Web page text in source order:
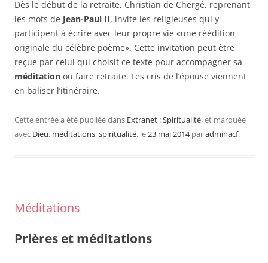
Dès le début de la retraite, Christian de Chergé, reprenant
les mots de Jean-Paul II, invite les religieuses qui y
participent à écrire avec leur propre vie «une réédition
originale du célèbre poème». Cette invitation peut être
reçue par celui qui choisit ce texte pour accompagner sa
méditation ou faire retraite. Les cris de l’épouse viennent
en baliser l’itinéraire.
Cette entrée a été publiée dans Extranet : Spiritualité, et marquée
avec Dieu, méditations,spiritualité, le23 mai 2014 paradminacf.
Méditations
Prières et méditations